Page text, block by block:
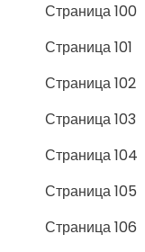
Страница 100
Страница 101
Страница 102
Страница 103
Страница 104
Страница 105
Страница 106